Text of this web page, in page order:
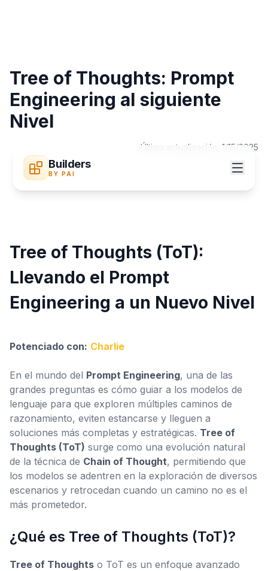
Builders
BY PAI
Configuración
Tree of Thoughts: Prompt
Engineering al siguiente
Nivel
Última actualización: 1/15/2025
Tree of Thoughts (ToT):
Llevando el Prompt
Engineering a un Nuevo Nivel
Potenciado con: Charlie
En el mundo del Prompt Engineering, una de las
grandes preguntas es cómo guiar a los modelos de
lenguaje para que exploren múltiples caminos de
razonamiento, eviten estancarse y lleguen a
soluciones más completas y estratégicas. Tree of
Thoughts (ToT) surge como una evolución natural
de la técnica de Chain of Thought, permitiendo que
los modelos se adentren en la exploración de diversos
escenarios y retrocedan cuando un camino no es el
más prometedor.
¿Qué es Tree of Thoughts (ToT)?
Tree of Thoughts o ToT es un enfoque avanzado